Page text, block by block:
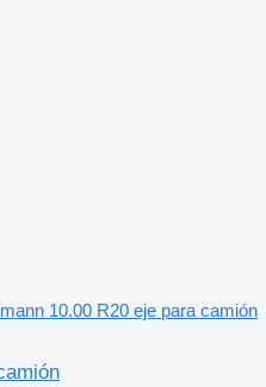
10.00 R20 eje para camión